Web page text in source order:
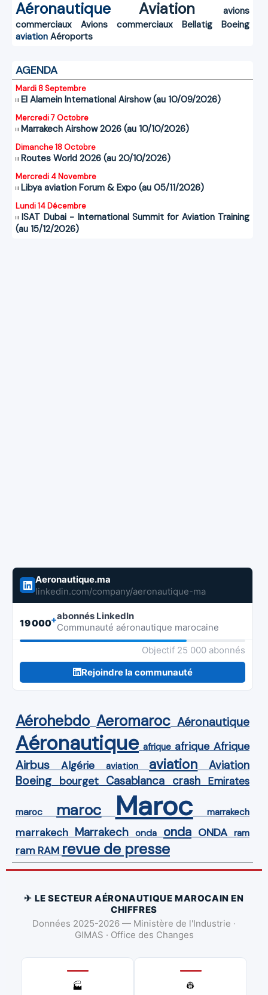
Aéronautique Aviation
avions
commerciaux
Avions commerciaux Bellatig
Boeing
aviation Aéroports
AGENDA
Mardi 8 Septembre
El Alamein International Airshow (au 10/09/2026)
Mercredi 7 Octobre
Marrakech Airshow 2026 (au 10/10/2026)
Dimanche 18 Octobre
Routes World 2026 (au 20/10/2026)
Mercredi 4 Novembre
Libya aviation Forum & Expo (au 05/11/2026)
Lundi 14 Décembre
ISAT Dubai - International Summit for Aviation Training
(au 15/12/2026)
Aeronautique.ma
linkedin.com/company/aeronautique-ma
19 000+abonnés LinkedIn
Communauté aéronautique marocaine
Objectif 25 000 abonnés
Rejoindre la communauté
Aérohebdo Aeromaroc Aéronautique
Aéronautique afrique afrique Afrique
Airbus Algérie aviation aviation Aviation
Boeing bourget Casablanca crash Emirates
maroc maroc Maroc marrakech
marrakech Marrakech onda onda ONDA ram
ram RAM revue de presse
✈ LE SECTEUR AÉRONAUTIQUE MAROCAIN EN
CHIFFRES
Données 2025-2026 — Ministère de l'Industrie ·
GIMAS · Office des Changes
🏭
👷